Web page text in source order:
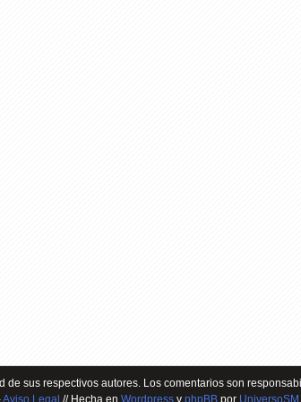
de sus respectivos autores. Los comentarios son
Aviso Legal // Hecha en Wordpress y phpBB por UniversoSM